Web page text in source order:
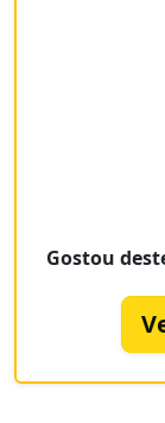
Gostou